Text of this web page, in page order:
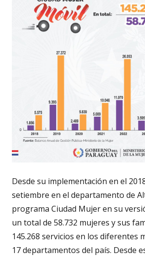
Desde su implementación en el
setiembre en el departamento de
programa Ciudad Mujer en su
un total de 58.732 mujeres y sus
145.268 servicios en los diferentes
17 departamentos del país. Desde